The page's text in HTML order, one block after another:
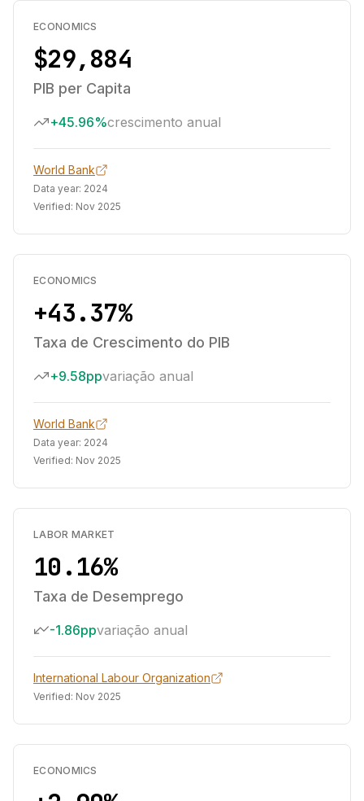
ECONOMICS
$29,884
PIB per Capita
+45.96%crescimento anual
World Bank
Data year: 2024
Verified: Nov 2025
ECONOMICS
+43.37%
Taxa de Crescimento do PIB
+9.58ppvariação anual
World Bank
Data year: 2024
Verified: Nov 2025
LABOR MARKET
10.16%
Taxa de Desemprego
-1.86ppvariação anual
International Labour Organization
Verified: Nov 2025
ECONOMICS